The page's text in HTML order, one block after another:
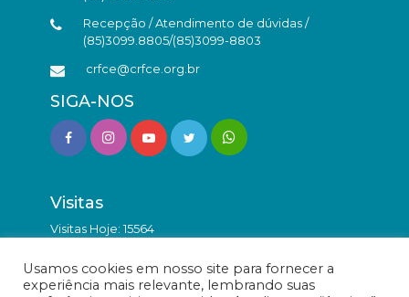
Recepção / Atendimento de dúvidas /
(85)3099.8805/(85)3099-8803
crfce@crfce.org.br
SIGA-NOS
Visitas
Visitas Hoje: 15564
Usamos cookies em nosso site para fornecer a
experiência mais relevante, lembrando suas